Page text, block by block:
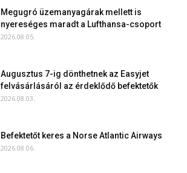
Megugró üzemanyagárak mellett is
nyereséges maradt a Lufthansa-csoport
2026.08.05.
Augusztus 7-ig dönthetnek az Easyjet
felvásárlásáról az érdeklődő befektetők
2026.08.03.
Befektetőt keres a Norse Atlantic Airways
2026.08.06.